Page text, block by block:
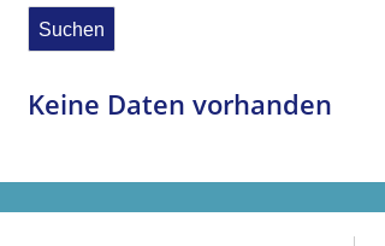
Keine Daten vorhanden